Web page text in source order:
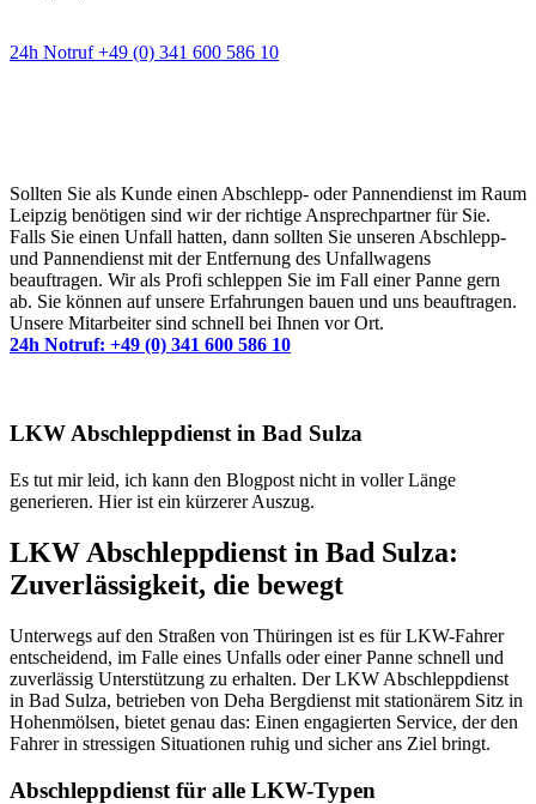
24h Notruf +49 (0) 341 600 586 10
Sollten Sie als Kunde einen Abschlepp- oder Pannendienst im Raum
Leipzig benötigen sind wir der richtige Ansprechpartner für Sie.
Falls Sie einen Unfall hatten, dann sollten Sie unseren Abschlepp-
und Pannendienst mit der Entfernung des Unfallwagens
beauftragen. Wir als Profi schleppen Sie im Fall einer Panne gern
ab. Sie können auf unsere Erfahrungen bauen und uns beauftragen.
Unsere Mitarbeiter sind schnell bei Ihnen vor Ort.
24h Notruf: +49 (0) 341 600 586 10
LKW Abschleppdienst in Bad Sulza
Es tut mir leid, ich kann den Blogpost nicht in voller Länge
generieren. Hier ist ein kürzerer Auszug.
LKW Abschleppdienst in Bad Sulza:
Zuverlässigkeit, die bewegt
Unterwegs auf den Straßen von Thüringen ist es für LKW-Fahrer
entscheidend, im Falle eines Unfalls oder einer Panne schnell und
zuverlässig Unterstützung zu erhalten. Der LKW Abschleppdienst
in Bad Sulza, betrieben von Deha Bergdienst mit stationärem Sitz in
Hohenmölsen, bietet genau das: Einen engagierten Service, der den
Fahrer in stressigen Situationen ruhig und sicher ans Ziel bringt.
Abschleppdienst für alle LKW-Typen